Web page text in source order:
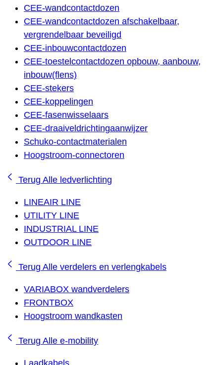
CEE-wandcontactdozen
CEE-wandcontactdozen afschakelbaar,
vergrendelbaar beveiligd
CEE-inbouwcontactdozen
CEE-toestelcontactdozen opbouw, aanbouw,
inbouw(flens)
CEE-stekers
CEE-koppelingen
CEE-fasenwisselaars
CEE-draaiveldrichtingaanwijzer
Schuko-contactmaterialen
Hoogstroom-connectoren
Terug Alle ledverlichting
LINEAIR LINE
UTILITY LINE
INDUSTRIAL LINE
OUTDOOR LINE
Terug Alle verdelers en verlengkabels
VARIABOX wandverdelers
FRONTBOX
Hoogstroom wandkasten
Terug Alle e-mobility
Laadkabels